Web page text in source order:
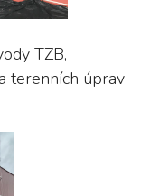
TZB,
terenních úprav